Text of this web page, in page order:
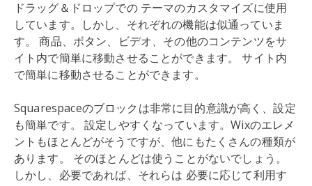
ドラッグ＆ドロップでの テーマのカスタマイズに使用
しています。しかし、それぞれの機能は似通っていま
す。 商品、ボタン、ビデオ、その他のコンテンツをサ
イト内で簡単に移動させることができます。 サイト内
で簡単に移動させることができます。
Squarespaceのブロックは非常に目的意識が高く、設定
も簡単です。 設定しやすくなっています。Wixのエレメ
ントもほとんどがそうですが、他にもたくさんの種類が
あります。 そのほとんどは使うことがないでしょう。
しかし、必要であれば、それらは 必要に応じて利用す